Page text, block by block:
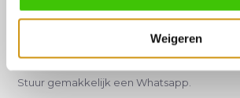
Weigeren
Hulp of advies nodig?
Stuur gemakkelijk een Whatsapp.